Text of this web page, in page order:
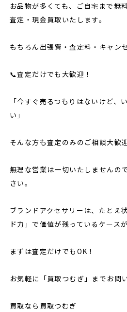
お品物が多くても、ご自宅まで無
査定・現金買取いたします。
もちろん出張費・査定料・キャン
📞査定だけでも大歓迎！
「今すぐ売るつもりはないけど、
い」
そんな方も査定のみのご相談大歓
無理な営業は一切いたしませんの
さい。
ブランドアクセサリーは、たとえ
ド力」で価値が残っているケース
まずは査定だけでもOK！
お気軽に「買取つむぎ」までお問
買取なら買取つむぎ